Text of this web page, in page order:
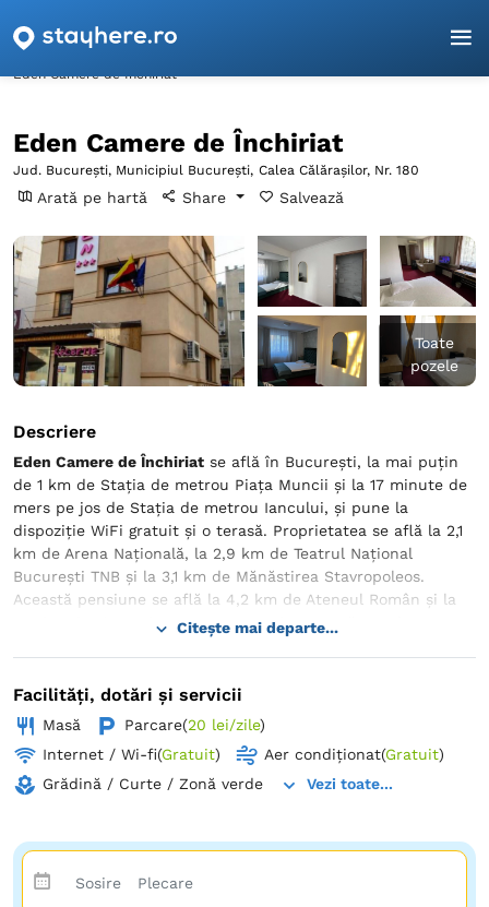
Pagina principală
Eden Camere de Închiriat
Eden Camere de Închiriat
Jud. București, Municipiul București, Calea Călărașilor, Nr. 180
Arată pe hartă Share Salvează
Toate
pozele
Descriere
Eden Camere de Închiriat se află în București, la mai puțin
de 1 km de Stația de metrou Piaţa Muncii și la 17 minute de
mers pe jos de Stația de metrou Iancului, și pune la
dispoziție WiFi gratuit și o terasă. Proprietatea se află la 2,1
km de Arena Națională, la 2,9 km de Teatrul Național
București TNB și la 3,1 km de Mănăstirea Stavropoleos.
Această pensiune se află la 4,2 km de Ateneul Român și la
4,4 km de Alexandru Ioan Cuza Park. Această pensiune pune
proprie cu duș. Baia proprie oferă articole de toaletă
gratuite. La Eden Camere de Închiriat, fiecare cameră este
echipată cu lenjerie de pat și prosoape. Eden Boutique se
află la 3,4 km de Piața Revoluției și la 3,8 km de Catedrala
Patriarhală. Aeroportul internațional București Băneasa -
Citește mai departe...
Facilități, dotări și servicii
Masă Parcare(20 lei/zile)
Internet / Wi-fi(Gratuit) Aer condiționat(Gratuit)
Grădină / Curte / Zonă verde
Vezi toate...